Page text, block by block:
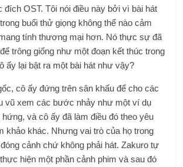
đích OST. Tôi nói điều này bởi vì bài hát
buổi thử giọng không thể nào cảm
tính thương mại hơn. Nó thực sự đã
trông giống như một đoạn kết thúc trong
ấy lại bật ra một bài hát như vậy?
cô ấy đứng trên sân khấu để cho các
vũ xem các bước nhảy như một ví dụ
và cô ấy đã làm điều đó theo yêu
khảo khác. Nhưng vai trò của họ trong
cảnh chứ không phải hát. Zakuro tự
hiện một phần cảnh phim và sau đó